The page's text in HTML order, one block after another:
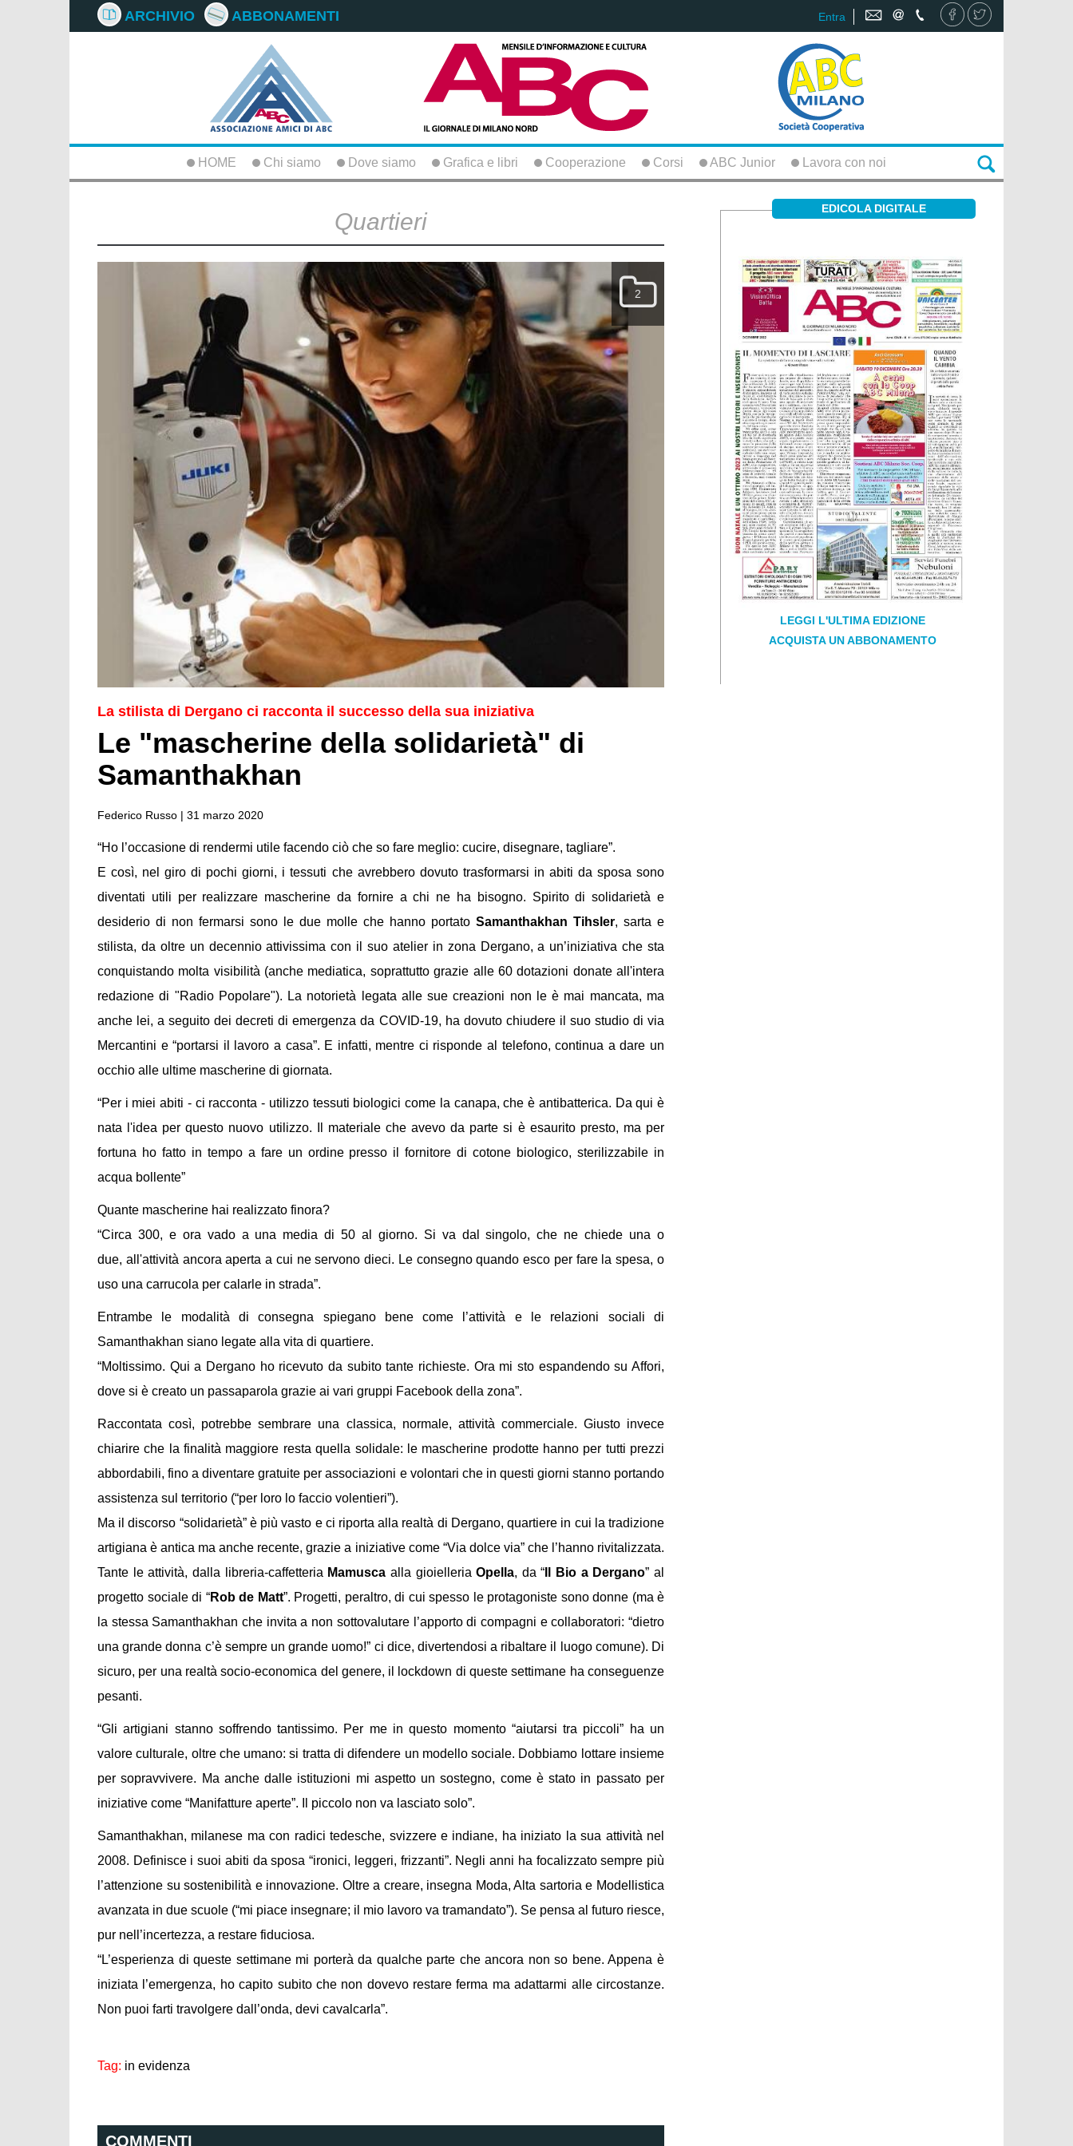
ARCHIVIO ABBONAMENTI Entra
HOME Chi siamo Dove siamo Grafica e libri Cooperazione Corsi ABC Junior Lavora con noi
Quartieri
2
La stilista di Dergano ci racconta il successo della sua iniziativa
Le "mascherine della solidarietà" di
Samanthakhan
Federico Russo | 31 marzo 2020
“Ho l’occasione di rendermi utile facendo ciò che so fare meglio: cucire, disegnare, tagliare”.
E così, nel giro di pochi giorni, i tessuti che avrebbero dovuto trasformarsi in abiti da sposa sono
diventati utili per realizzare mascherine da fornire a chi ne ha bisogno. Spirito di solidarietà e
desiderio di non fermarsi sono le due molle che hanno portato Samanthakhan Tihsler, sarta e
stilista, da oltre un decennio attivissima con il suo atelier in zona Dergano, a un’iniziativa che sta
conquistando molta visibilità (anche mediatica, soprattutto grazie alle 60 dotazioni donate all'intera
redazione di "Radio Popolare"). La notorietà legata alle sue creazioni non le è mai mancata, ma
anche lei, a seguito dei decreti di emergenza da COVID-19, ha dovuto chiudere il suo studio di via
Mercantini e “portarsi il lavoro a casa”. E infatti, mentre ci risponde al telefono, continua a dare un
occhio alle ultime mascherine di giornata.
“Per i miei abiti - ci racconta - utilizzo tessuti biologici come la canapa, che è antibatterica. Da qui è
nata l'idea per questo nuovo utilizzo. Il materiale che avevo da parte si è esaurito presto, ma per
fortuna ho fatto in tempo a fare un ordine presso il fornitore di cotone biologico, sterilizzabile in
acqua bollente”
Quante mascherine hai realizzato finora?
“Circa 300, e ora vado a una media di 50 al giorno. Si va dal singolo, che ne chiede una o
due, all'attività ancora aperta a cui ne servono dieci. Le consegno quando esco per fare la spesa, o
uso una carrucola per calarle in strada”.
Entrambe le modalità di consegna spiegano bene come l’attività e le relazioni sociali di
Samanthakhan siano legate alla vita di quartiere.
“Moltissimo. Qui a Dergano ho ricevuto da subito tante richieste. Ora mi sto espandendo su Affori,
dove si è creato un passaparola grazie ai vari gruppi Facebook della zona”.
Raccontata così, potrebbe sembrare una classica, normale, attività commerciale. Giusto invece
chiarire che la finalità maggiore resta quella solidale: le mascherine prodotte hanno per tutti prezzi
abbordabili, fino a diventare gratuite per associazioni e volontari che in questi giorni stanno portando
assistenza sul territorio (“per loro lo faccio volentieri”).
Ma il discorso “solidarietà” è più vasto e ci riporta alla realtà di Dergano, quartiere in cui la tradizione
artigiana è antica ma anche recente, grazie a iniziative come “Via dolce via” che l’hanno rivitalizzata.
Tante le attività, dalla libreria-caffetteria Mamusca alla gioielleriaOpella, da “ Il Bio a Dergano” al
progetto sociale di “Rob de Matt”. Progetti, peraltro, di cui spesso le protagoniste sono donne (ma è
la stessa Samanthakhan che invita a non sottovalutare l’apporto di compagni e collaboratori: “dietro
una grande donna c’è sempre un grande uomo!” ci dice, divertendosi a ribaltare il luogo comune). Di
sicuro, per una realtà socio-economica del genere, il lockdown di queste settimane ha conseguenze
pesanti.
“Gli artigiani stanno soffrendo tantissimo. Per me in questo momento “aiutarsi tra piccoli” ha un
valore culturale, oltre che umano: si tratta di difendere un modello sociale. Dobbiamo lottare insieme
per sopravvivere. Ma anche dalle istituzioni mi aspetto un sostegno, come è stato in passato per
iniziative come “Manifatture aperte”. Il piccolo non va lasciato solo”.
Samanthakhan, milanese ma con radici tedesche, svizzere e indiane, ha iniziato la sua attività nel
2008. Definisce i suoi abiti da sposa “ironici, leggeri, frizzanti”. Negli anni ha focalizzato sempre più
l’attenzione su sostenibilità e innovazione. Oltre a creare, insegna Moda, Alta sartoria e Modellistica
avanzata in due scuole (“mi piace insegnare; il mio lavoro va tramandato”). Se pensa al futuro riesce,
pur nell’incertezza, a restare fiduciosa.
“L’esperienza di queste settimane mi porterà da qualche parte che ancora non so bene. Appena è
iniziata l’emergenza, ho capito subito che non dovevo restare ferma ma adattarmi alle circostanze.
Non puoi farti travolgere dall’onda, devi cavalcarla”.
Tag: in evidenza
COMMENTI
EDICOLA DIGITALE
LEGGI L'ULTIMA EDIZIONE
ACQUISTA UN ABBONAMENTO